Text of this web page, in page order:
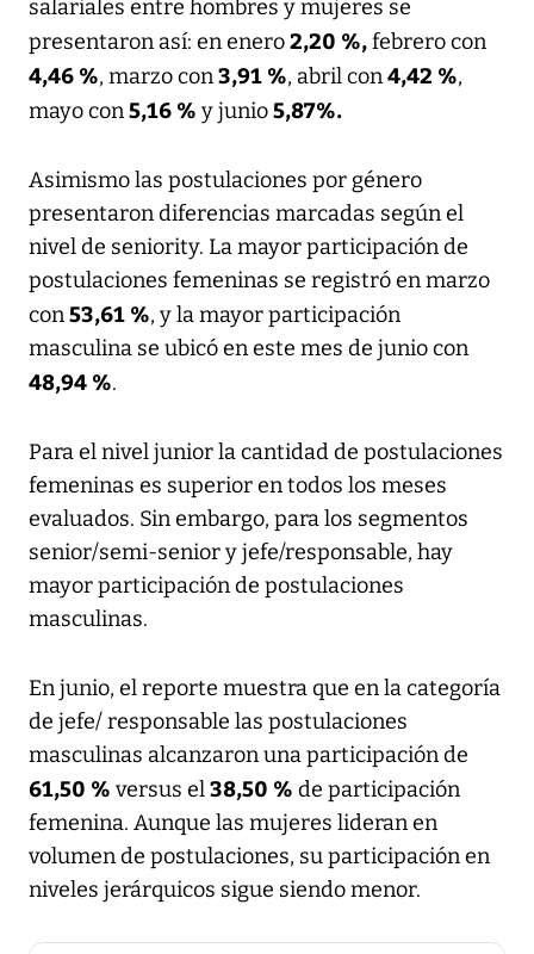
salariales entre hombres y mujeres se
presentaron así: en enero2,20 %,febrero con
4,46 %, marzo con3,91 %, abril con4,42 %,
mayo con5,16 % y junio5,87%.
Asimismo las postulaciones por género
presentaron diferencias marcadas según el
nivel de seniority. La mayor participación de
postulaciones femeninas se registró en marzo
con53,61 %, y la mayor participación
masculina se ubicó en este mes de junio con
48,94 %.
Para el nivel junior la cantidad de postulaciones
femeninas es superior en todos los meses
evaluados. Sin embargo, para los segmentos
senior/semi-senior y jefe/responsable, hay
mayor participación de postulaciones
masculinas.
En junio, el reporte muestra que en la categoría
de jefe/ responsable las postulaciones
masculinas alcanzaron una participación de
61,50 % versus el38,50 % de participación
femenina. Aunque las mujeres lideran en
volumen de postulaciones, su participación en
niveles jerárquicos sigue siendo menor.